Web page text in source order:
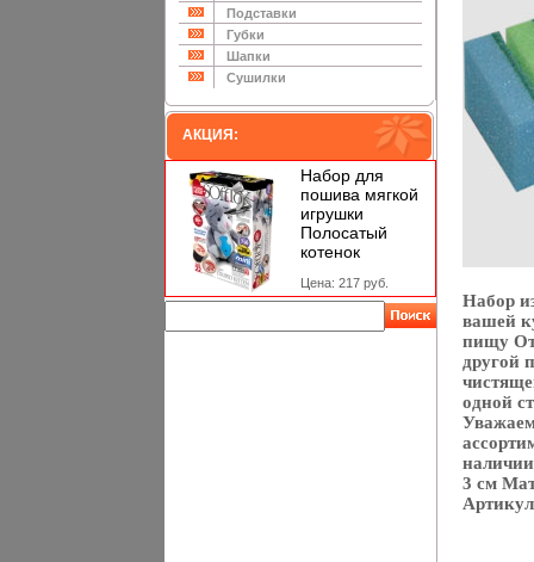
Подставки
Губки
Шапки
Сушилки
АКЦИЯ:
Набор для
пошива мягкой
игрушки
Полосатый
котенок
Цена: 217 руб.
Набор
вашей
пищу
другой
одной
3 см